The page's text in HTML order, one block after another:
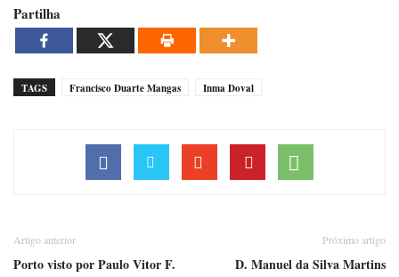
Partilha
TAGS Francisco Duarte Mangas Inma Doval
Artigo anterior
Porto visto por Paulo Vitor F.
Próximo artigo
D. Manuel da Silva Martins